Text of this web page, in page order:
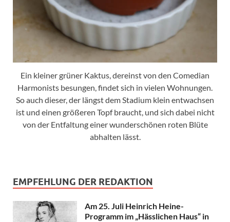
Ein kleiner grüner Kaktus, dereinst von den Comedian
Harmonists besungen, findet sich in vielen Wohnungen.
So auch dieser, der längst dem Stadium klein entwachsen
ist und einen größeren Topf braucht, und sich dabei nicht
von der Entfaltung einer wunderschönen roten Blüte
abhalten lässt.
EMPFEHLUNG DER REDAKTION
Am 25. Juli Heinrich Heine-
Programm im „Hässlichen Haus“ in